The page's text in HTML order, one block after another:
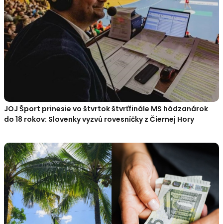
JOJ Šport prinesie vo štvrtok štvrťfinále MS hádzanárok
do 18 rokov: Slovenky vyzvú rovesníčky z Čiernej Hory